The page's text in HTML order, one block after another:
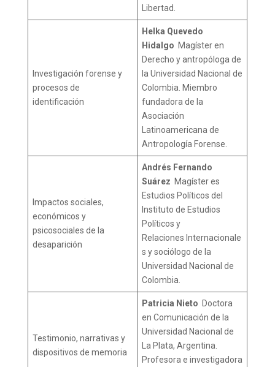
Libertad.
Investigación forense y
procesos de
identificación
Helka Quevedo
Hidalgo Magíster en
Derecho y antropóloga de
la Universidad Nacional de
Colombia. Miembro
fundadora de la
Asociación
Latinoamericana de
Antropología Forense.
Impactos sociales,
económicos y
psicosociales de la
desaparición
Andrés Fernando
Suárez Magíster es
Estudios Políticos del
Instituto de Estudios
Políticos y
Relaciones Internacionale
s y sociólogo de la
Universidad Nacional de
Colombia.
Testimonio, narrativas y
dispositivos de memoria
Patricia Nieto Doctora
en Comunicación de la
Universidad Nacional de
La Plata, Argentina.
Profesora e investigadora